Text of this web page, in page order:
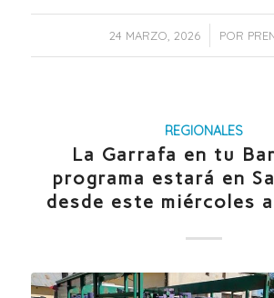
24 MARZO, 2026
/ POR
REGIONALES
La Garrafa en tu
programa estará en
desde este miércoles